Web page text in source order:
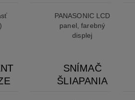
PANASONIC LCD
panel, farebný
displej
SNÍMAČ
ŠLIAPANIA